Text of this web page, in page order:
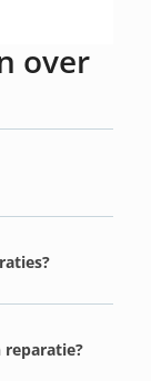
over